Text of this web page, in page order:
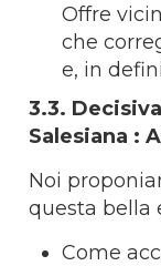
Offre
che
e, in
3.3.
Salesiana :
Noi
questa bella
Come